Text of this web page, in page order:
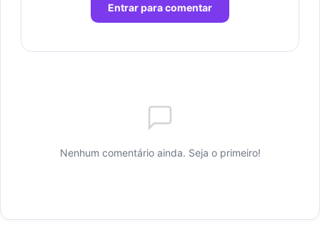
Entrar para comentar
Nenhum comentário ainda. Seja o primeiro!